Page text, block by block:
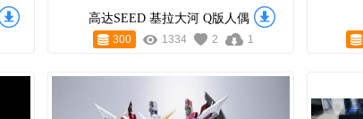
高达SEED 基拉大河 Q版人偶
300 1334 2 1